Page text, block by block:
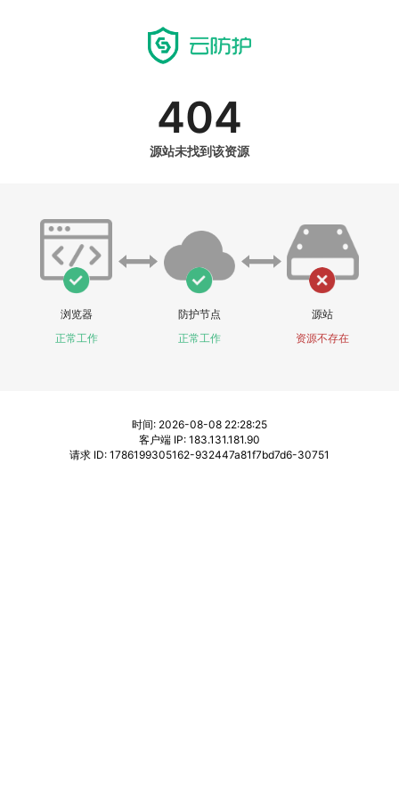
404
源站未找到该资源
浏览器
正常工作
防护节点
正常工作
源站
资源不存在
时间: 2026-08-08 22:28:25
客户端 IP: 183.131.181.90
请求 ID: 1786199305162-932447a81f7bd7d6-30751